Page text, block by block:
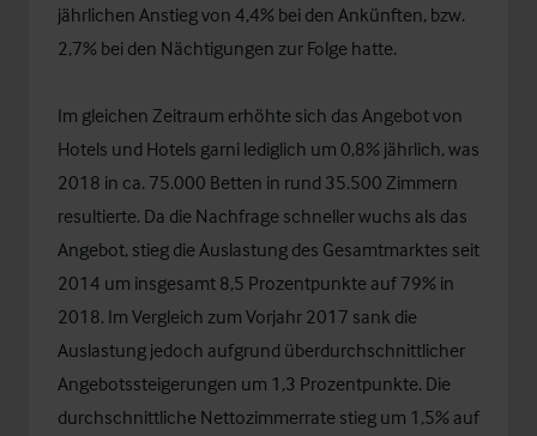
jährlichen Anstieg von 4,4% bei den Ankünften, bzw.
2,7% bei den Nächtigungen zur Folge hatte.
Im gleichen Zeitraum erhöhte sich das Angebot von
Hotels und Hotels garni lediglich um 0,8% jährlich, was
2018 in ca. 75.000 Betten in rund 35.500 Zimmern
resultierte. Da die Nachfrage schneller wuchs als das
Angebot, stieg die Auslastung des Gesamtmarktes seit
2014 um insgesamt 8,5 Prozentpunkte auf 79% in
2018. Im Vergleich zum Vorjahr 2017 sank die
Auslastung jedoch aufgrund überdurchschnittlicher
Angebotssteigerungen um 1,3 Prozentpunkte. Die
durchschnittliche Nettozimmerrate stieg um 1,5% auf